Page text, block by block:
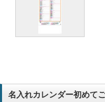
名入れカレンダー初めて